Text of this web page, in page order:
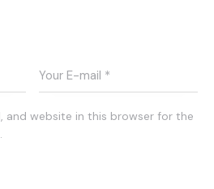
and website in this browser for the